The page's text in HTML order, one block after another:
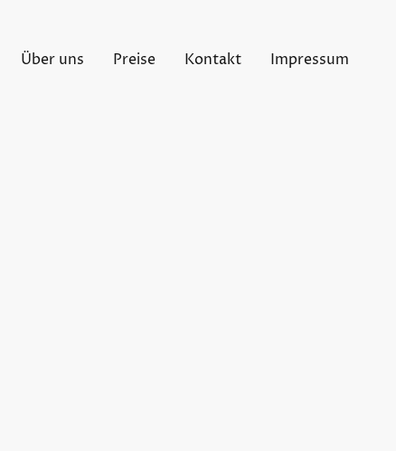
Über uns Preise Kontakt Impressum